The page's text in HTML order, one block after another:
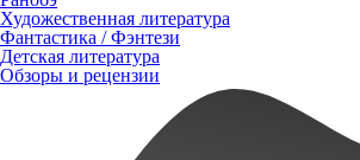
Художественная литература
Фантастика / Фэнтези
Детская литература
Обзоры и рецензии